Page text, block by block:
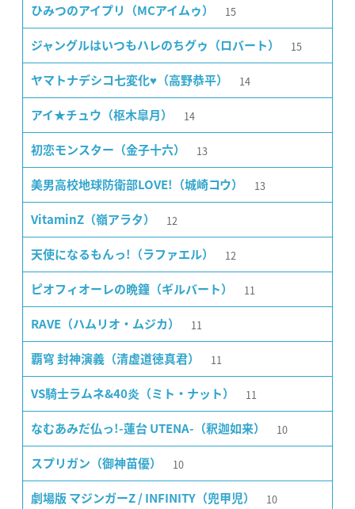
ひみつのアイプリ（MCアイムゥ） 15
ジャングルはいつもハレのちグゥ（ロバート） 15
ヤマトナデシコ七変化♥（高野恭平） 14
アイ★チュウ（枢木皐月） 14
初恋モンスター（金子十六） 13
美男高校地球防衛部LOVE!（城崎コウ） 13
VitaminZ（嶺アラタ） 12
天使になるもんっ!（ラファエル） 12
ピオフィオーレの晩鐘（ギルバート） 11
RAVE（ハムリオ・ムジカ） 11
覇穹 封神演義（清虚道徳真君） 11
VS騎士ラムネ&40炎（ミト・ナット） 11
なむあみだ仏っ!-蓮台 UTENA-（釈迦如来） 10
スプリガン（御神苗優） 10
劇場版 マジンガーZ / INFINITY（兜甲児） 10